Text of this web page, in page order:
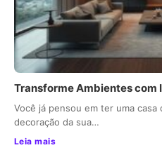
Transforme Ambientes com
Você já pensou em ter uma
decoração da sua…
Leia mais